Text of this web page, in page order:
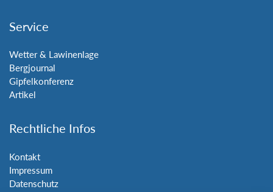
Service
Wetter & Lawinenlage
Bergjournal
Gipfelkonferenz
Artikel
Rechtliche Infos
Kontakt
Impressum
Datenschutz